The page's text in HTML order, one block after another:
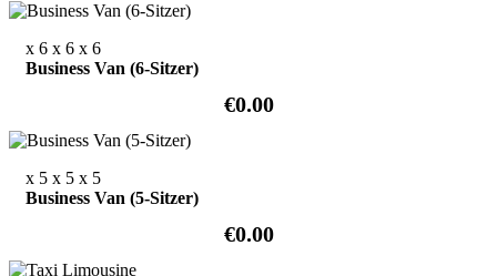
x 6 x 6 x 6
Business Van (6-Sitzer)
€0.00
x 5 x 5 x 5
Business Van (5-Sitzer)
€0.00